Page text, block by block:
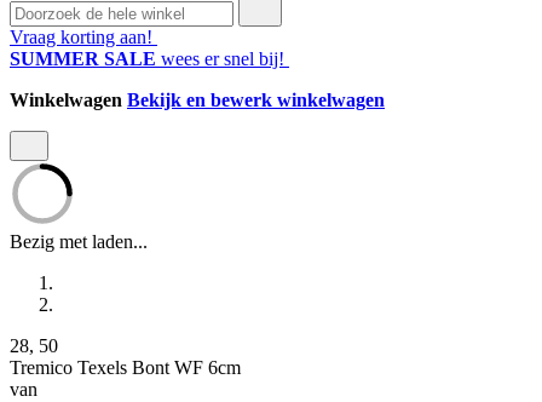
Vraag korting aan!
SUMMER SALE wees er snel bij!
Winkelwagen Bekijk en bewerk winkelwagen
Bezig met laden...
28, 50
Tremico Texels Bont WF 6cm
van